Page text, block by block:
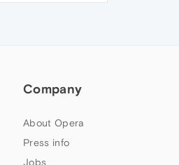
Company
About Opera
Press info
Jobs